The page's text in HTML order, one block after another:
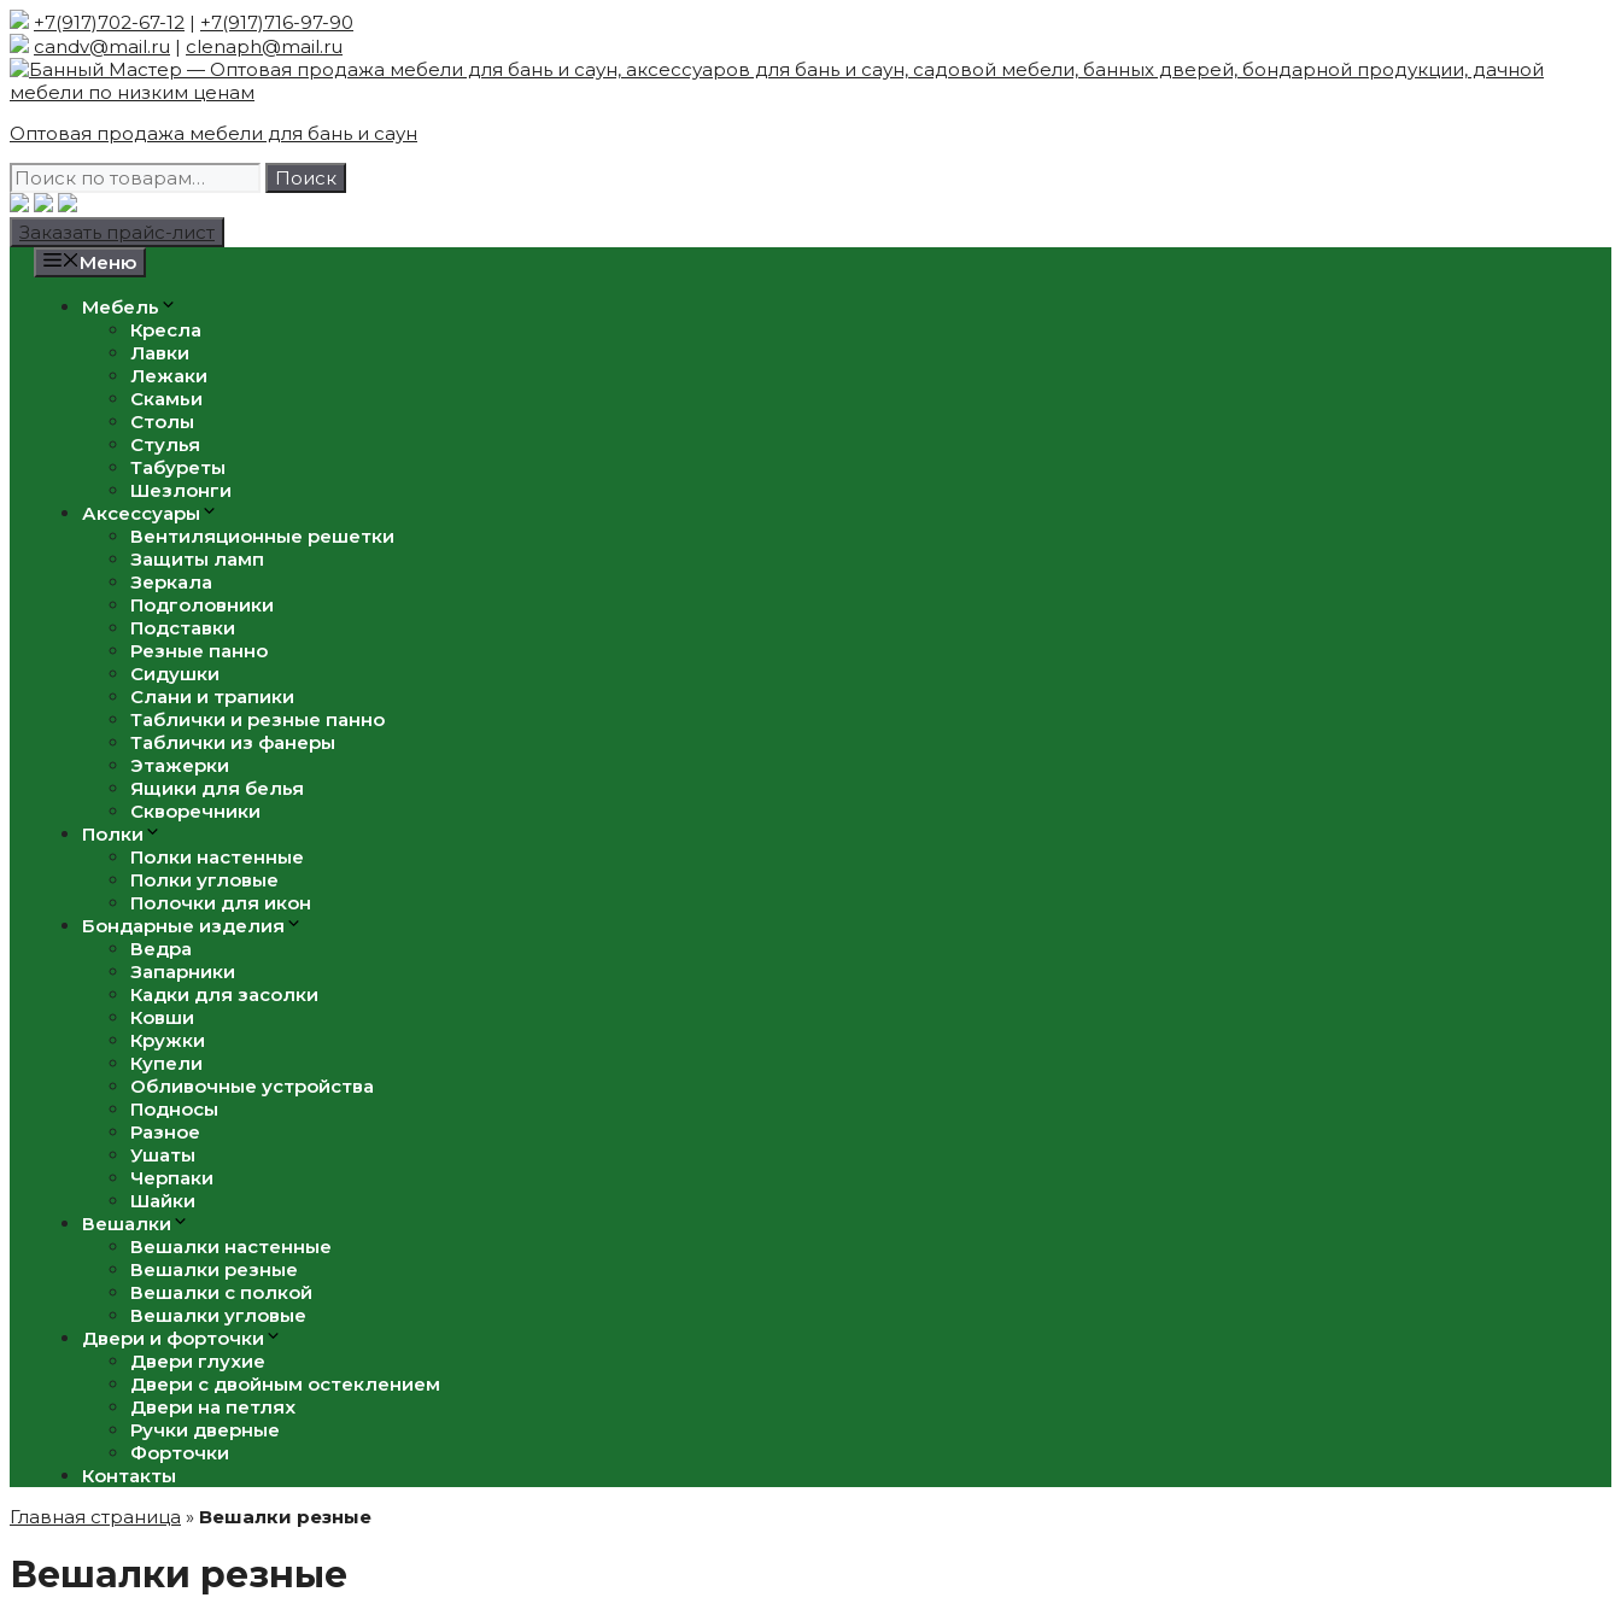
Skip
to
content
+7(917)702-67-12 | +7(917)716-97-90
candv@mail.ru | clenaph@mail.ru
Оптовая продажа мебели для бань и саун
Искать:
Поиск
Заказать прайс-лист
Меню
Мебель
Кресла
Лавки
Лежаки
Скамьи
Столы
Стулья
Табуреты
Шезлонги
Аксессуары
Вентиляционные решетки
Защиты ламп
Зеркала
Подголовники
Подставки
Резные панно
Сидушки
Слани и трапики
Таблички и резные панно
Таблички из фанеры
Этажерки
Ящики для белья
Скворечники
Полки
Полки настенные
Полки угловые
Полочки для икон
Бондарные изделия
Ведра
Запарники
Кадки для засолки
Ковши
Кружки
Купели
Обливочные устройства
Подносы
Разное
Ушаты
Черпаки
Шайки
Вешалки
Вешалки настенные
Вешалки резные
Вешалки с полкой
Вешалки угловые
Двери и форточки
Двери глухие
Двери с двойным остеклением
Двери на петлях
Ручки дверные
Форточки
Контакты
Главная страница » Вешалки резные
Вешалки резные